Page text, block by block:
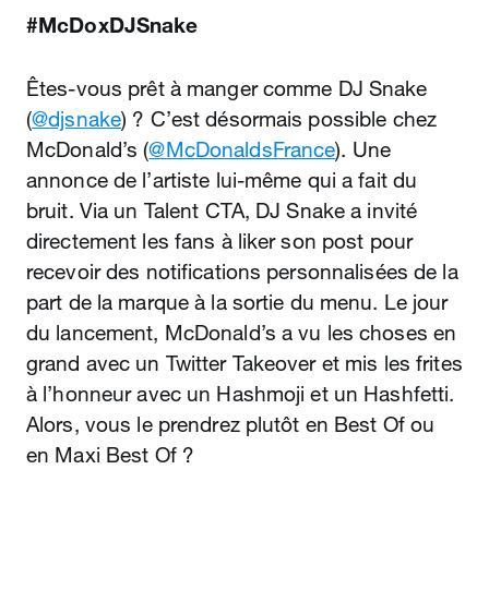
#McDoxDJSnake
Êtes-vous prêt à manger comme DJ Snake
(@djsnake) ? C’est désormais possible chez
McDonald’s (@McDonaldsFrance). Une
annonce de l’artiste lui-même qui a fait du
bruit. Via un Talent CTA, DJ Snake a invité
directement les fans à liker son post pour
recevoir des notifications personnalisées de la
part de la marque à la sortie du menu. Le jour
du lancement, McDonald’s a vu les choses en
grand avec un Twitter Takeover et mis les frites
à l’honneur avec un Hashmoji et un Hashfetti.
Alors, vous le prendrez plutôt en Best Of ou
en Maxi Best Of ?